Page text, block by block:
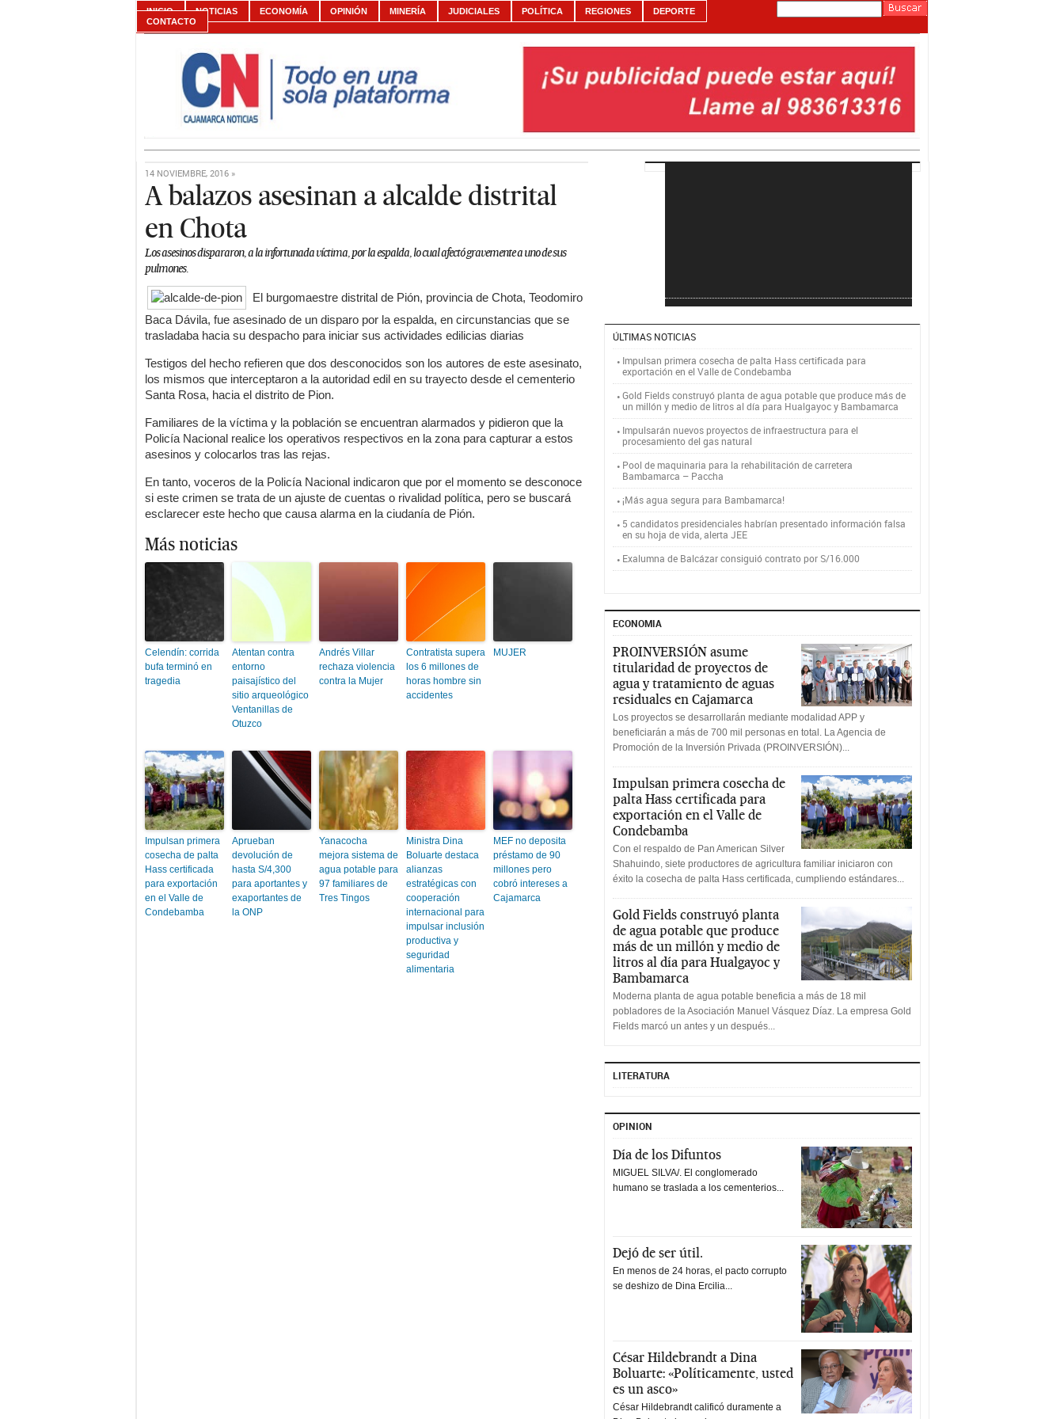
INICIO NOTICIAS ECONOMÍA OPINIÓN MINERÍA JUDICIALES POLÍTICA REGIONES
DEPORTE
CONTACTO
14 NOVIEMBRE, 2016 »
A balazos asesinan a alcalde distrital
en Chota
Los asesinos dispararon, a la infortunada víctima, por la espalda, lo cual afectó gravemente a uno de sus
pulmones.
El burgomaestre distrital de Pión, provincia de Chota, Teodomiro
Baca Dávila, fue asesinado de un disparo por la espalda, en circunstancias que se
trasladaba hacia su despacho para iniciar sus actividades edilicias diarias
Testigos del hecho refieren que dos desconocidos son los autores de este asesinato,
los mismos que interceptaron a la autoridad edil en su trayecto desde el cementerio
Santa Rosa, hacia el distrito de Pion.
Familiares de la víctima y la población se encuentran alarmados y pidieron que la
Policía Nacional realice los operativos respectivos en la zona para capturar a estos
asesinos y colocarlos tras las rejas.
En tanto, voceros de la Policía Nacional indicaron que por el momento se desconoce
si este crimen se trata de un ajuste de cuentas o rivalidad política, pero se buscará
esclarecer este hecho que causa alarma en la ciudanía de Pión.
Más noticias
Celendín: corrida
bufa terminó en
tragedia
Atentan contra
entorno
paisajístico del
sitio arqueológico
Ventanillas de
Otuzco
Andrés Villar
rechaza violencia
contra la Mujer
Contratista supera
los 6 millones de
horas hombre sin
accidentes
MUJER
Impulsan primera
cosecha de palta
Hass certificada
para exportación
en el Valle de
Condebamba
Aprueban
devolución de
hasta S/4,300
para aportantes y
exaportantes de
la ONP
Yanacocha
mejora sistema de
agua potable para
97 familiares de
Tres Tingos
Ministra Dina
Boluarte destaca
alianzas
estratégicas con
cooperación
internacional para
impulsar inclusión
productiva y
seguridad
alimentaria
MEF no deposita
préstamo de 90
millones pero
cobró intereses a
Cajamarca
ÚLTIMAS NOTICIAS
Impulsan primera cosecha de palta Hass certificada para
exportación en el Valle de Condebamba
Gold Fields construyó planta de agua potable que produce más de
un millón y medio de litros al día para Hualgayoc y Bambamarca
Impulsarán nuevos proyectos de infraestructura para el
procesamiento del gas natural
Pool de maquinaria para la rehabilitación de carretera
Bambamarca – Paccha
¡Más agua segura para Bambamarca!
5 candidatos presidenciales habrían presentado información falsa
en su hoja de vida, alerta JEE
Exalumna de Balcázar consiguió contrato por S/16.000
ECONOMIA
PROINVERSIÓN asume
titularidad de proyectos de
agua y tratamiento de aguas
residuales en Cajamarca
Los proyectos se desarrollarán mediante modalidad APP y
beneficiarán a más de 700 mil personas en total. La Agencia de
Promoción de la Inversión Privada (PROINVERSIÓN)...
Impulsan primera cosecha de
palta Hass certificada para
exportación en el Valle de
Condebamba
Con el respaldo de Pan American Silver
Shahuindo, siete productores de agricultura familiar iniciaron con
éxito la cosecha de palta Hass certificada, cumpliendo estándares...
Gold Fields construyó planta
de agua potable que produce
más de un millón y medio de
litros al día para Hualgayoc y
Bambamarca
Moderna planta de agua potable beneficia a más de 18 mil
pobladores de la Asociación Manuel Vásquez Díaz. La empresa Gold
Fields marcó un antes y un después...
LITERATURA
OPINION
Día de los Difuntos
MIGUEL SILVA/. El conglomerado
humano se traslada a los cementerios...
Dejó de ser útil.
En menos de 24 horas, el pacto corrupto
se deshizo de Dina Ercilia...
César Hildebrandt a Dina
Boluarte: «Políticamente, usted
es un asco»
César Hildebrandt calificó duramente a